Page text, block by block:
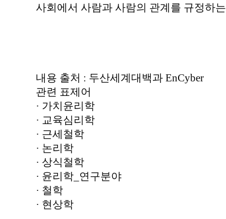
사회에서 사람과 사람의 관계를 규정하
내용 출처 : 두산세계대백과 EnCyber
관련 표제어
· 가치윤리학
· 교육심리학
· 근세철학
· 논리학
· 상식철학
· 윤리학_연구분야
· 철학
· 현상학